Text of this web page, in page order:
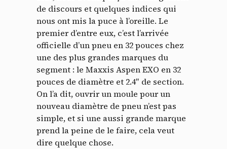
de discours et quelques indices qui
nous ont mis la puce à l’oreille. Le
premier d’entre eux, c’est l’arrivée
officielle d’un pneu en 32 pouces chez
une des plus grandes marques du
segment : le Maxxis Aspen EXO en 32
pouces de diamètre et 2.4″ de section.
On l’a dit, ouvrir un moule pour un
nouveau diamètre de pneu n’est pas
simple, et si une aussi grande marque
prend la peine de le faire, cela veut
dire quelque chose.